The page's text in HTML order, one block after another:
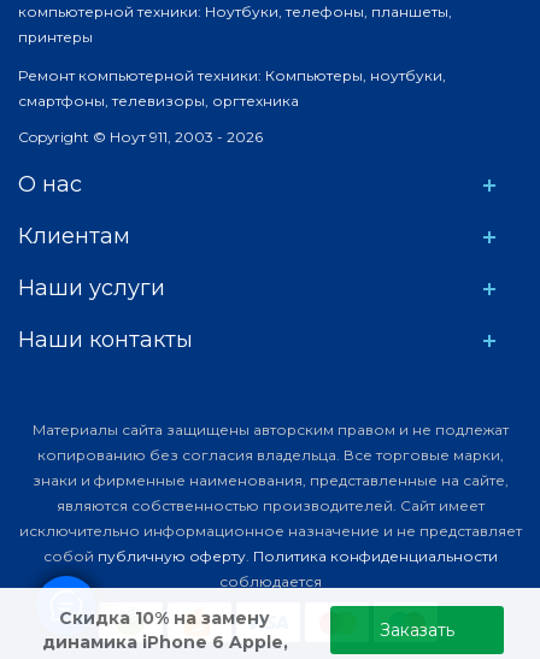
Скидка 10% на замену
динамика iPhone 6 Apple,
Заказать
компьютерной техники: Ноутбуки, телефоны, планшеты,
принтеры
Ремонт компьютерной техники: Компьютеры, ноутбуки,
смартфоны, телевизоры, оргтехника
Copyright © Ноут 911, 2003 - 2026
О нас
Клиентам
Наши услуги
Наши контакты
Материалы сайта защищены авторским правом и не подлежат
копированию без согласия владельца. Все торговые марки,
знаки и фирменные наименования, представленные на сайте,
являются собственностью производителей. Сайт имеет
исключительно информационное назначение и не представляет
собой публичную оферту. Политика конфиденциальности
соблюдается